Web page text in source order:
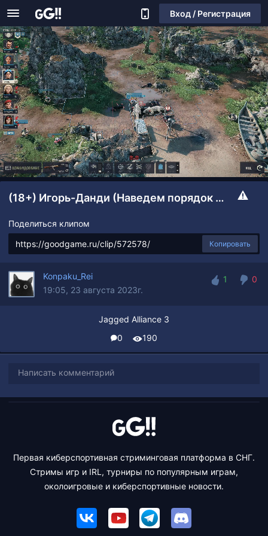
Вход / Регистрация
(18+) Игорь-Данди (Наведем порядок в Африке)
Поделиться клипом
Копировать
Konpaku_Rei
19:05, 23 августа 2023г.
1
0
Jagged Alliance 3
0
190
Написать комментарий
Первая киберспортивная стриминговая платформа в СНГ.
Стримы игр и IRL, турниры по популярным играм,
околоигровые и киберспортивные новости.